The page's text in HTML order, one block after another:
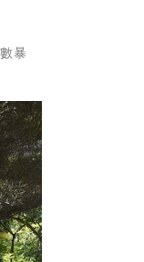
暴